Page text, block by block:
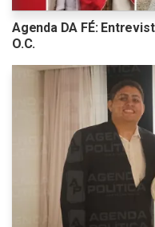
Agenda DA FÉ:
O.C.